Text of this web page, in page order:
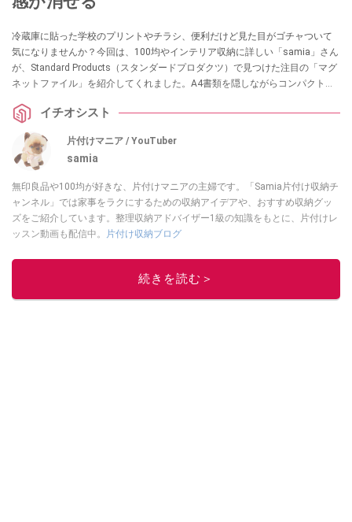
冷蔵庫に貼った学校のプリントやチラシ、便利だけど見た目がゴチャついて
気になりませんか？今回は、100均やインテリア収納に詳しい「samia」さん
が、Standard Products（スタンダードプロダクツ）で見つけた注目の「マグ
ネットファイル」を紹介してくれました。A4書類を隠しながらコンパクトに
なくしたい方は必見の神アイテムです。
イチオシスト
片付けマニア / YouTuber
samia
無印良品や100均が好きな、片付けマニアの主婦です。「Samia片付け収納チ
ャンネル」では家事をラクにするための収納アイデアや、おすすめ収納グッ
ズをご紹介しています。整理収納アドバイザー1級の知識をもとに、片付けレ
ッスン動画も配信中。
片付け収納ブログ
このイチオシストの他の記事を読む
続きを読む＞